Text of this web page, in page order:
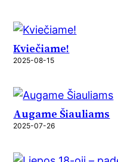
Kviečiame!
2025-08-15
Augame Šiauliams
2025-07-26